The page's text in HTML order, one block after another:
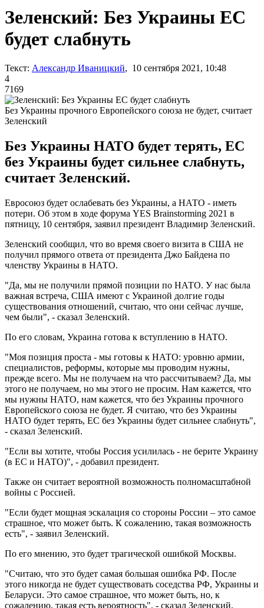
Зеленский: Без Украины ЕС
будет слабнуть
Текст: Александр Иваницкий, 10 сентября 2021, 10:48
4
7169
Без Украины прочного Европейского союза не будет, считает
Зеленский
Без Украины НАТО будет терять, ЕС
без Украины будет сильнее слабнуть,
считает Зеленский.
Евросоюз будет ослабевать без Украины, а НАТО - иметь
потери. Об этом в ходе форума YES Brainstorming 2021 в
пятницу, 10 сентября, заявил президент Владимир Зеленский.
Зеленский сообщил, что во время своего визита в США не
получил прямого ответа от президента Джо Байдена по
членству Украины в НАТО.
"Да, мы не получили прямой позиции по НАТО. У нас была
важная встреча, США имеют с Украиной долгие годы
существования отношений, считаю, что они сейчас лучше,
чем были", - сказал Зеленский.
По его словам, Украина готова к вступлению в НАТО.
"Моя позиция проста - мы готовы к НАТО: уровню армии,
специалистов, реформы, которые мы проводим нужны,
прежде всего. Мы не получаем на что рассчитываем? Да, мы
этого не получаем, но мы этого не просим. Нам кажется, что
мы нужны НАТО, нам кажется, что без Украины прочного
Европейского союза не будет. Я считаю, что без Украины
НАТО будет терять, ЕС без Украины будет сильнее слабнуть",
- сказал Зеленский.
"Если вы хотите, чтобы Россия усилилась - не берите Украину
(в ЕС и НАТО)", - добавил президент.
Также он считает вероятной возможность полномасштабной
войны с Россией.
"Если будет мощная эскалация со стороны России – это самое
страшное, что может быть. К сожалению, такая возможность
есть", - заявил Зеленский.
По его мнению, это будет трагической ошибкой Москвы.
"Считаю, что это будет самая большая ошибка РФ. После
этого никогда не будет существовать соседства РФ, Украины и
Беларуси. Это самое страшное, что может быть, но, к
сожалению, такая есть вероятность", - сказал Зеленский.